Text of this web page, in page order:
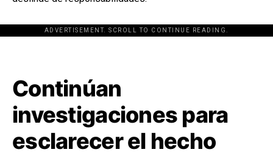
ADVERTISEMENT. SCROLL TO CONTINUE READING.
[adsforwp id="243463"]
Continúan
investigaciones para
esclarecer el hecho